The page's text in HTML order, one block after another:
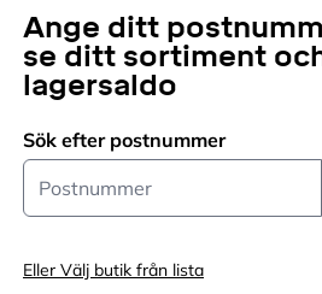
Ange ditt
se ditt sortiment
lagersaldo
Sök efter postnummer
Postnummer
Eller Välj butik från lista
BASTUKUDDE ASP SAUNA
845KR